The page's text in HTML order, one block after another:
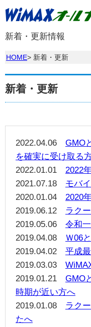
新着・更新情報
HOME> 新着・更新
新着・更新
2022.04.06 GMO
を確実に受け取る
2022.01.01 2022
2021.07.18 モバ
2020.01.04 2020
2019.06.12 ラク
2019.05.06 令和
2019.04.08 Ｗ06
2019.04.02 平成
2019.03.03
2019.01.21 GMO
時期が近い方へ
2019.01.08 ラク
たへ